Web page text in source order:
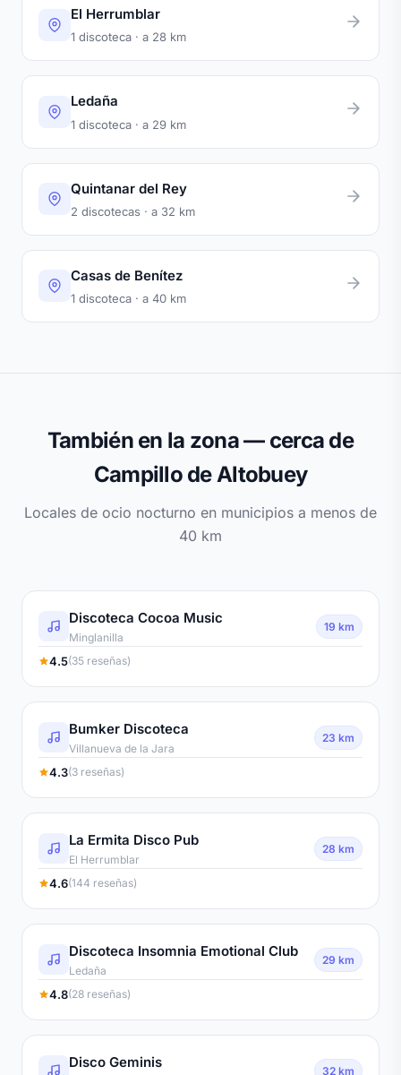
El Herrumblar
1 discoteca · a 28 km
Ledaña
1 discoteca · a 29 km
Quintanar del Rey
2 discotecas · a 32 km
Casas de Benítez
1 discoteca · a 40 km
También en la zona — cerca de
Campillo de Altobuey
Locales de ocio nocturno en municipios a menos de
40 km
Discoteca Cocoa Music
Minglanilla
19 km
4.5(35 reseñas)
Bumker Discoteca
Villanueva de la Jara
23 km
4.3(3 reseñas)
La Ermita Disco Pub
El Herrumblar
28 km
4.6(144 reseñas)
Discoteca Insomnia Emotional Club
Ledaña
29 km
4.8(28 reseñas)
Disco Geminis
32 km